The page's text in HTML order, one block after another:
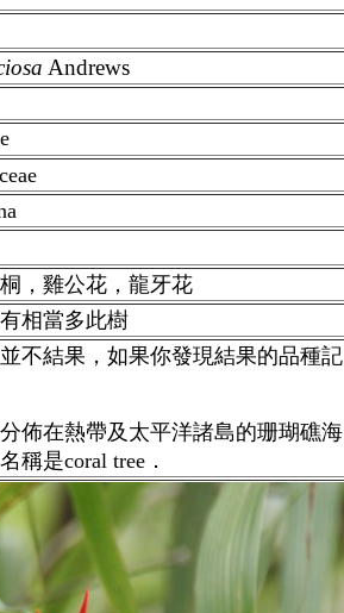
Andrews
，雞公花，龍牙花
相當多此樹
不結果，如果你發現結果的品種記
佈在熱帶及太平洋諸島的珊瑚礁海
稱是coral tree．